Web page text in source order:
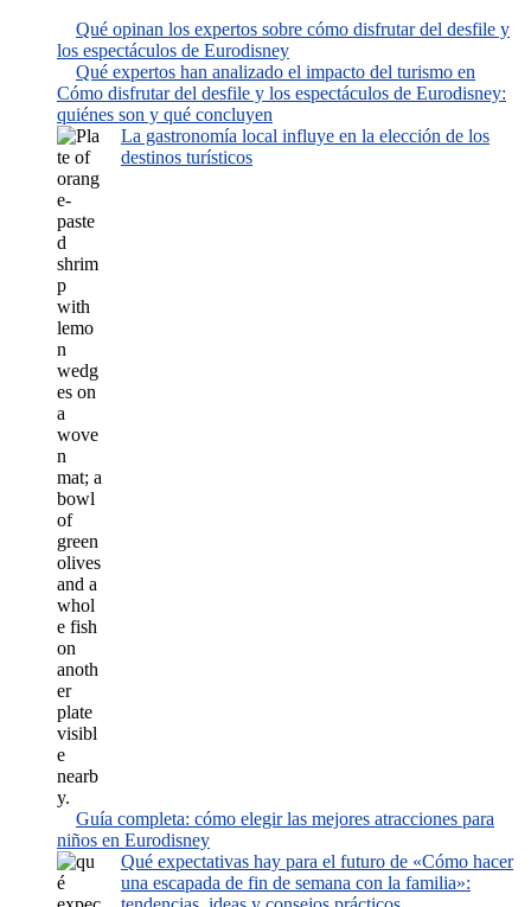
Qué opinan los expertos sobre cómo disfrutar del desfile y
los espectáculos de Eurodisney
Qué expertos han analizado el impacto del turismo en
Cómo disfrutar del desfile y los espectáculos de Eurodisney:
quiénes son y qué concluyen
La gastronomía local influye en la elección de los
destinos turísticos
Guía completa: cómo elegir las mejores atracciones para
niños en Eurodisney
Qué expectativas hay para el futuro de «Cómo hacer
una escapada de fin de semana con la familia»: